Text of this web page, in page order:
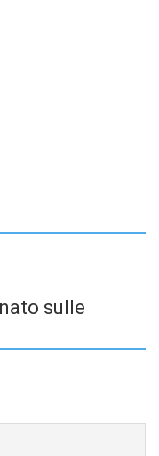
sulle